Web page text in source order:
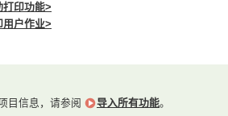
印功能>
户作业>
目信息，请参阅 导入所有功能。